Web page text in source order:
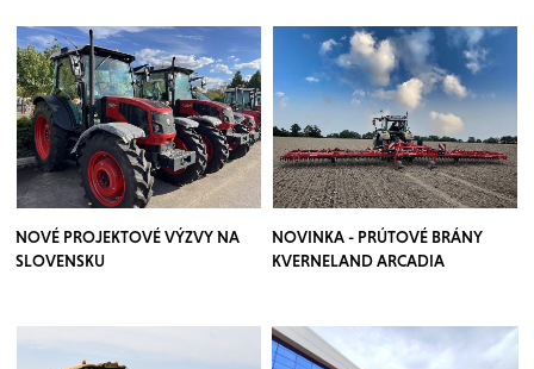
NOVÉ PROJEKTOVÉ VÝZVY NA
SLOVENSKU
NOVINKA - PRÚTOVÉ BRÁNY
KVERNELAND ARCADIA